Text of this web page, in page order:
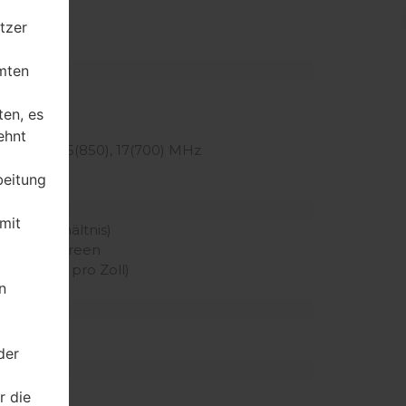
2100), 5(850), 17(700) MHz
Verhältnis)
Touchscreen
der Pixel pro Zoll)
es
die